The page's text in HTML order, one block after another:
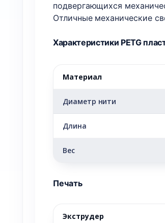
подвергающихся
Отличные механические
Характеристики PETG
Материал
Диаметр нити
Длина
Вес
Печать
Экструдер